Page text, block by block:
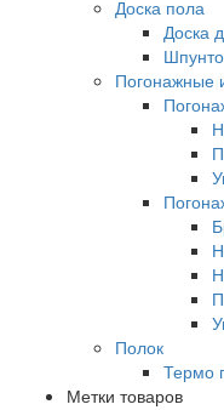
Доска пола
Доска
Погонажные
Полок
Термо
Метки товаров